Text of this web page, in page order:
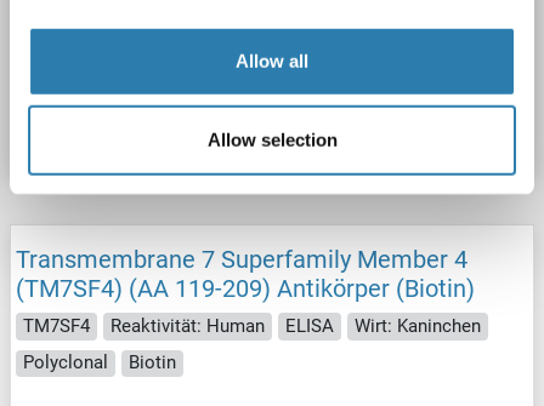
Allow all
Allow selection
Transmembrane 7 Superfamily Member 4
(TM7SF4) (AA 119-209) Antikörper (Biotin)
TM7SF4 Reaktivität: Human ELISA
Wirt: Kaninchen
Polyclonal
Biotin